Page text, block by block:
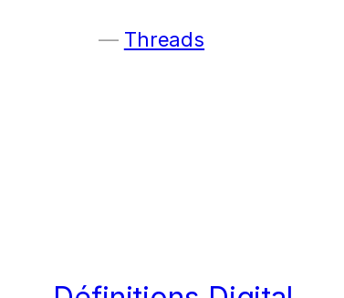
Threads